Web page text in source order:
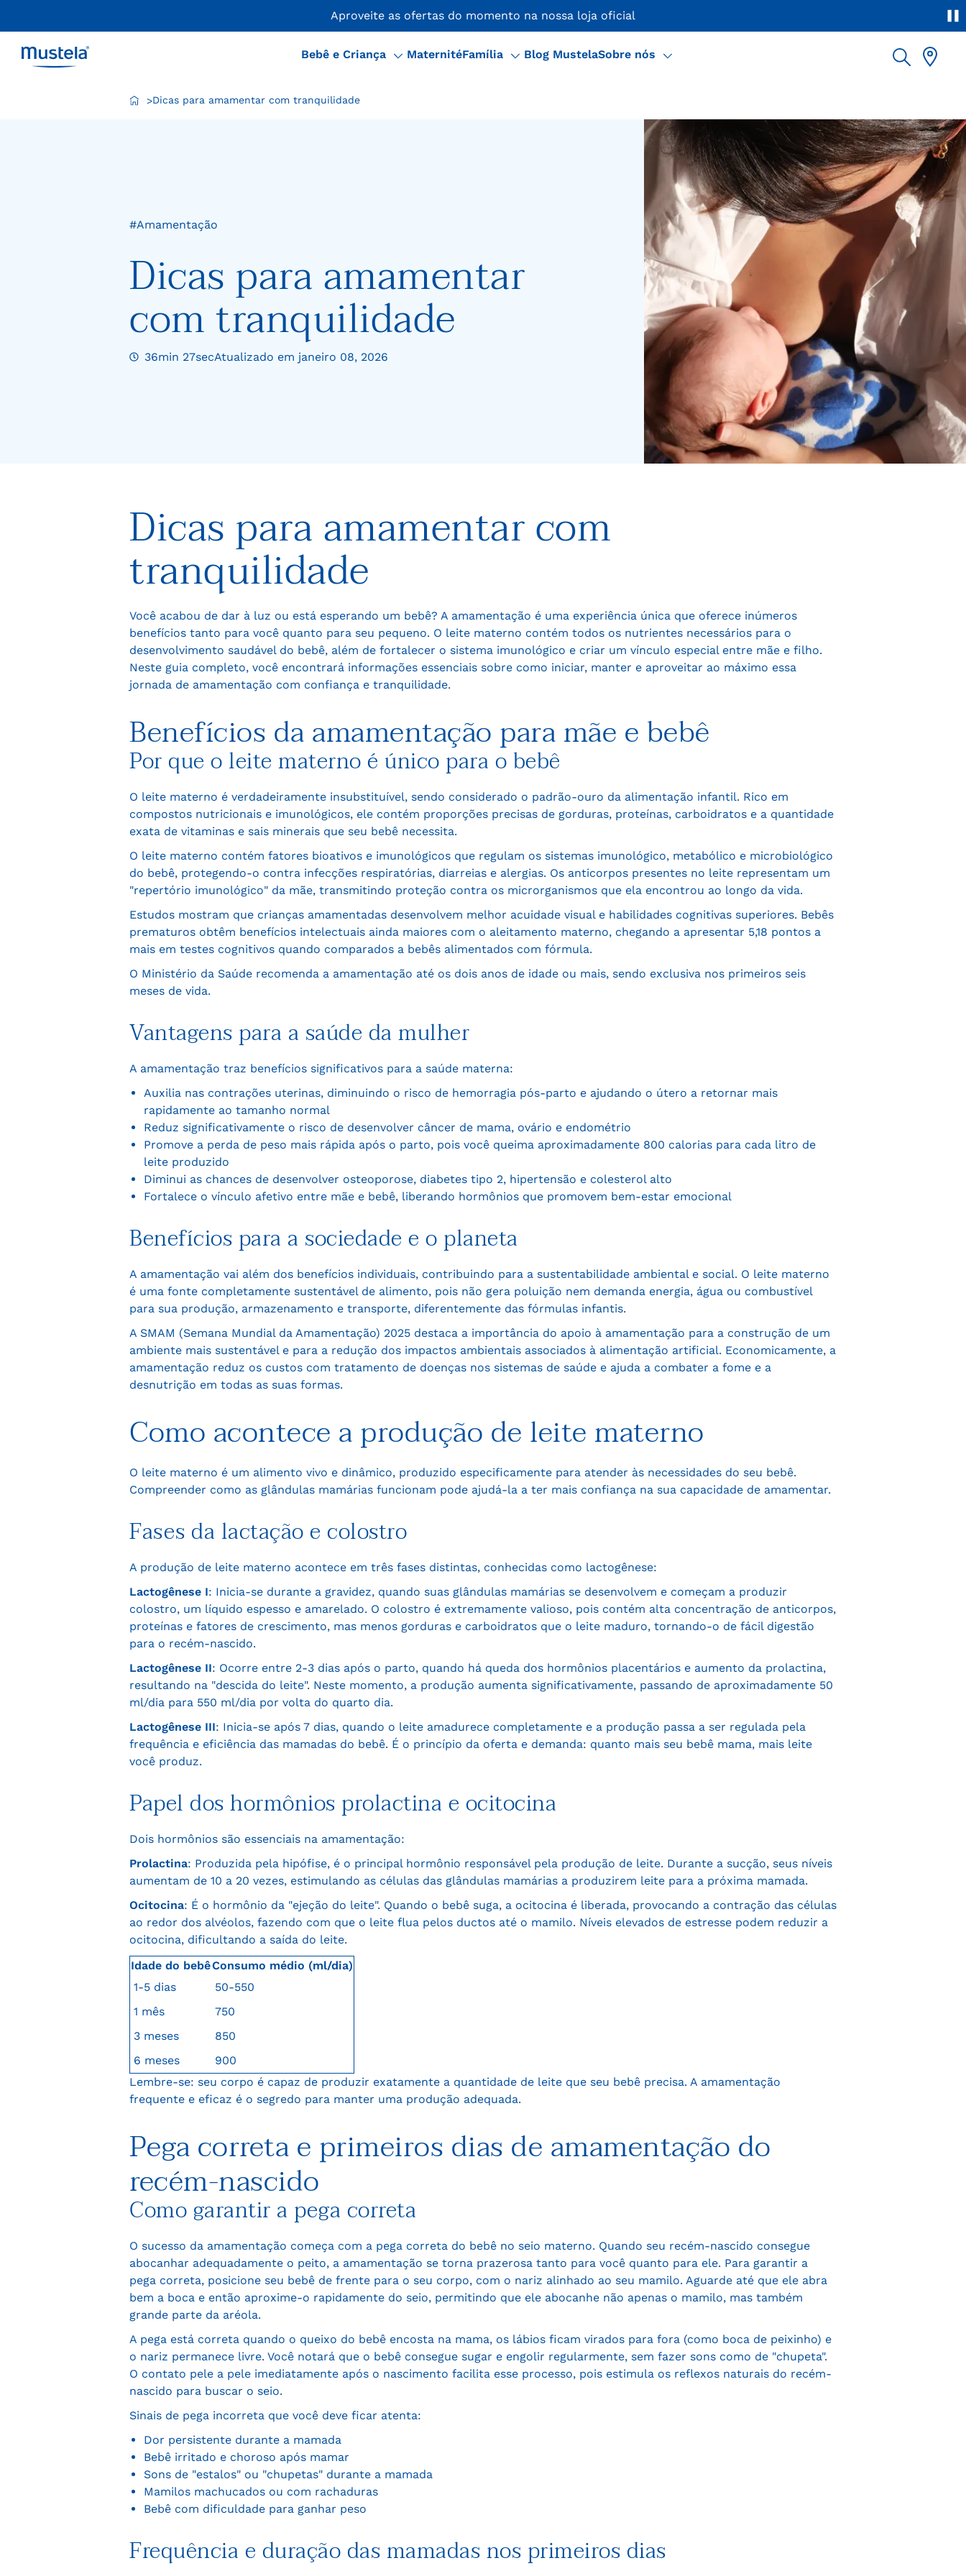
Esse é o site oficial Mustela Brasil!Confira os canais oficiais de venda Mustela clicando nesse link
Bebê e Criança MaternitéFamília Blog MustelaSobre nós
>Dicas para amamentar com tranquilidade
#Amamentação
Dicas para amamentar
com tranquilidade
36min 27secAtualizado em janeiro 08, 2026
Dicas para amamentar com
tranquilidade
Você acabou de dar à luz ou está esperando um bebê? A amamentação é uma experiência única que oferece inúmeros
benefícios tanto para você quanto para seu pequeno. O leite materno contém todos os nutrientes necessários para o
desenvolvimento saudável do bebê, além de fortalecer o sistema imunológico e criar um vínculo especial entre mãe e filho.
Neste guia completo, você encontrará informações essenciais sobre como iniciar, manter e aproveitar ao máximo essa
jornada de amamentação com confiança e tranquilidade.
Benefícios da amamentação para mãe e bebê
Por que o leite materno é único para o bebê
O leite materno é verdadeiramente insubstituível, sendo considerado o padrão-ouro da alimentação infantil. Rico em
compostos nutricionais e imunológicos, ele contém proporções precisas de gorduras, proteínas, carboidratos e a quantidade
exata de vitaminas e sais minerais que seu bebê necessita.
O leite materno contém fatores bioativos e imunológicos que regulam os sistemas imunológico, metabólico e microbiológico
do bebê, protegendo-o contra infecções respiratórias, diarreias e alergias. Os anticorpos presentes no leite representam um
"repertório imunológico" da mãe, transmitindo proteção contra os microrganismos que ela encontrou ao longo da vida.
Estudos mostram que crianças amamentadas desenvolvem melhor acuidade visual e habilidades cognitivas superiores. Bebês
prematuros obtêm benefícios intelectuais ainda maiores com o aleitamento materno, chegando a apresentar 5,18 pontos a
mais em testes cognitivos quando comparados a bebês alimentados com fórmula.
O Ministério da Saúde recomenda a amamentação até os dois anos de idade ou mais, sendo exclusiva nos primeiros seis
meses de vida.
Vantagens para a saúde da mulher
A amamentação traz benefícios significativos para a saúde materna:
Auxilia nas contrações uterinas, diminuindo o risco de hemorragia pós-parto e ajudando o útero a retornar mais
rapidamente ao tamanho normal
Reduz significativamente o risco de desenvolver câncer de mama, ovário e endométrio
Promove a perda de peso mais rápida após o parto, pois você queima aproximadamente 800 calorias para cada litro de
leite produzido
Diminui as chances de desenvolver osteoporose, diabetes tipo 2, hipertensão e colesterol alto
Fortalece o vínculo afetivo entre mãe e bebê, liberando hormônios que promovem bem-estar emocional
Benefícios para a sociedade e o planeta
A amamentação vai além dos benefícios individuais, contribuindo para a sustentabilidade ambiental e social. O leite materno
é uma fonte completamente sustentável de alimento, pois não gera poluição nem demanda energia, água ou combustível
para sua produção, armazenamento e transporte, diferentemente das fórmulas infantis.
A SMAM (Semana Mundial da Amamentação) 2025 destaca a importância do apoio à amamentação para a construção de um
ambiente mais sustentável e para a redução dos impactos ambientais associados à alimentação artificial. Economicamente, a
amamentação reduz os custos com tratamento de doenças nos sistemas de saúde e ajuda a combater a fome e a
desnutrição em todas as suas formas.
Como acontece a produção de leite materno
O leite materno é um alimento vivo e dinâmico, produzido especificamente para atender às necessidades do seu bebê.
Compreender como as glândulas mamárias funcionam pode ajudá-la a ter mais confiança na sua capacidade de amamentar.
Fases da lactação e colostro
A produção de leite materno acontece em três fases distintas, conhecidas como lactogênese:
Lactogênese I: Inicia-se durante a gravidez, quando suas glândulas mamárias se desenvolvem e começam a produzir
colostro, um líquido espesso e amarelado. O colostro é extremamente valioso, pois contém alta concentração de anticorpos,
proteínas e fatores de crescimento, mas menos gorduras e carboidratos que o leite maduro, tornando-o de fácil digestão
para o recém-nascido.
Lactogênese II: Ocorre entre 2-3 dias após o parto, quando há queda dos hormônios placentários e aumento da prolactina,
resultando na "descida do leite". Neste momento, a produção aumenta significativamente, passando de aproximadamente 50
ml/dia para 550 ml/dia por volta do quarto dia.
Lactogênese III: Inicia-se após 7 dias, quando o leite amadurece completamente e a produção passa a ser regulada pela
frequência e eficiência das mamadas do bebê. É o princípio da oferta e demanda: quanto mais seu bebê mama, mais leite
você produz.
Papel dos hormônios prolactina e ocitocina
Dois hormônios são essenciais na amamentação:
Prolactina: Produzida pela hipófise, é o principal hormônio responsável pela produção de leite. Durante a sucção, seus níveis
aumentam de 10 a 20 vezes, estimulando as células das glândulas mamárias a produzirem leite para a próxima mamada.
Ocitocina: É o hormônio da "ejeção do leite". Quando o bebê suga, a ocitocina é liberada, provocando a contração das células
ao redor dos alvéolos, fazendo com que o leite flua pelos ductos até o mamilo. Níveis elevados de estresse podem reduzir a
ocitocina, dificultando a saída do leite.
Idade do bebêConsumo médio (ml/dia)
1-5 dias
50-550
1 mês
750
3 meses
850
6 meses
900
Lembre-se: seu corpo é capaz de produzir exatamente a quantidade de leite que seu bebê precisa. A amamentação
frequente e eficaz é o segredo para manter uma produção adequada.
Pega correta e primeiros dias de amamentação do
recém-nascido
Como garantir a pega correta
O sucesso da amamentação começa com a pega correta do bebê no seio materno. Quando seu recém-nascido consegue
abocanhar adequadamente o peito, a amamentação se torna prazerosa tanto para você quanto para ele. Para garantir a
pega correta, posicione seu bebê de frente para o seu corpo, com o nariz alinhado ao seu mamilo. Aguarde até que ele abra
bem a boca e então aproxime-o rapidamente do seio, permitindo que ele abocanhe não apenas o mamilo, mas também
grande parte da aréola.
A pega está correta quando o queixo do bebê encosta na mama, os lábios ficam virados para fora (como boca de peixinho) e
o nariz permanece livre. Você notará que o bebê consegue sugar e engolir regularmente, sem fazer sons como de "chupeta".
O contato pele a pele imediatamente após o nascimento facilita esse processo, pois estimula os reflexos naturais do recém-
nascido para buscar o seio.
Sinais de pega incorreta que você deve ficar atenta:
Dor persistente durante a mamada
Bebê irritado e choroso após mamar
Sons de "estalos" ou "chupetas" durante a mamada
Mamilos machucados ou com rachaduras
Bebê com dificuldade para ganhar peso
Frequência e duração das mamadas nos primeiros dias